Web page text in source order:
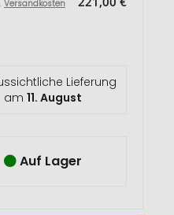
Versandkosten
Lieferung
am11. August
Auf Lager